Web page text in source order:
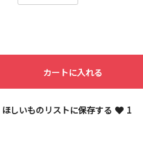
カートに入れる
ほしいものリストに保存する 1